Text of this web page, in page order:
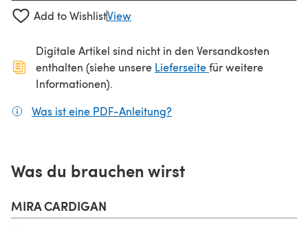
Add to WishlistView
Digitale Artikel sind nicht in den Versandkosten
enthalten (siehe unsere Lieferseite(öffnet sich in
für weitere
Informationen).
Was ist eine PDF-Anleitung?
Was du brauchen wirst
MIRA CARDIGAN